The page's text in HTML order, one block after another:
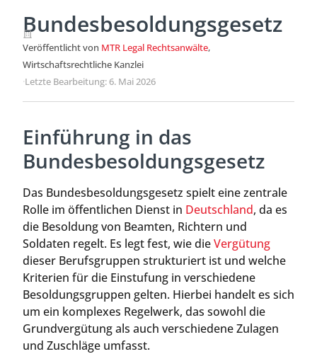
Bundesbesoldungsgesetz
Veröffentlicht von MTR Legal Rechtsanwälte,
Wirtschaftsrechtliche Kanzlei
·Letzte Bearbeitung: 6. Mai 2026
Einführung in das
Bundesbesoldungsgesetz
Das Bundesbesoldungsgesetz spielt eine zentrale
Rolle im öffentlichen Dienst in Deutschland, da es
die Besoldung von Beamten, Richtern und
Soldaten regelt. Es legt fest, wie dieVergütung
dieser Berufsgruppen strukturiert ist und welche
Kriterien für die Einstufung in verschiedene
Besoldungsgruppen gelten. Hierbei handelt es sich
um ein komplexes Regelwerk, das sowohl die
Grundvergütung als auch verschiedene Zulagen
und Zuschläge umfasst.